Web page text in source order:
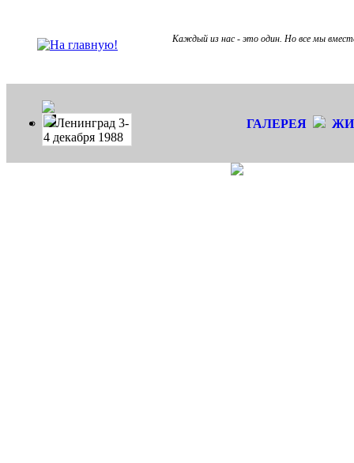
Каждый из нас - это один. Но все мы
Ленинград 3-
4 декабря 1988
ГАЛЕРЕЯ